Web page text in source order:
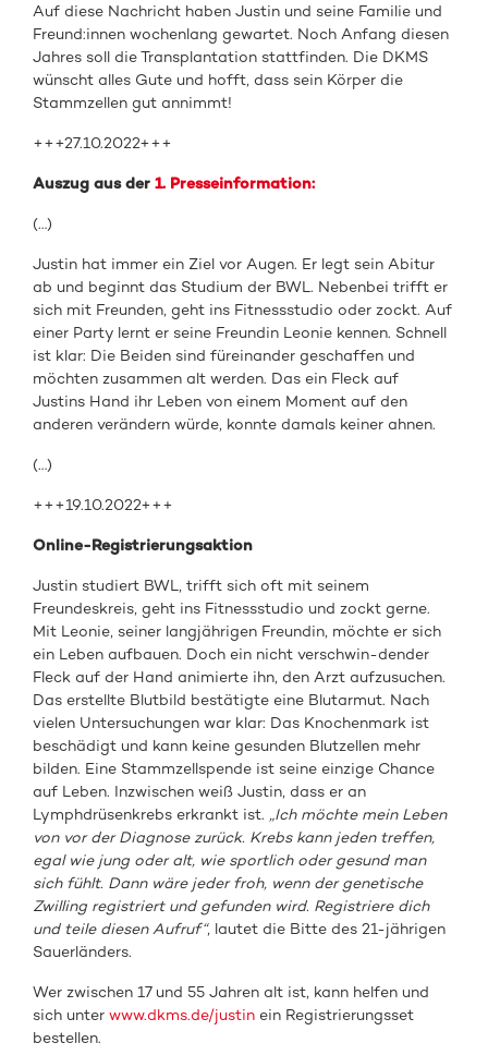
Auf diese Nachricht haben Justin und seine Familie und
Freund:innen wochenlang gewartet. Noch Anfang diesen
Jahres soll die Transplantation stattfinden. Die DKMS
wünscht alles Gute und hofft, dass sein Körper die
Stammzellen gut annimmt!
+++27.10.2022+++
Auszug aus der1. Presseinformation:
(…)
Justin hat immer ein Ziel vor Augen. Er legt sein Abitur
ab und beginnt das Studium der BWL. Nebenbei trifft er
sich mit Freunden, geht ins Fitnessstudio oder zockt. Auf
einer Party lernt er seine Freundin Leonie kennen. Schnell
ist klar: Die Beiden sind füreinander geschaffen und
möchten zusammen alt werden. Das ein Fleck auf
Justins Hand ihr Leben von einem Moment auf den
anderen verändern würde, konnte damals keiner ahnen.
(…)
+++19.10.2022+++
Online-Registrierungsaktion
Justin studiert BWL, trifft sich oft mit seinem
Freundeskreis, geht ins Fitnessstudio und zockt gerne.
Mit Leonie, seiner langjährigen Freundin, möchte er sich
ein Leben aufbauen. Doch ein nicht verschwin-dender
Fleck auf der Hand animierte ihn, den Arzt aufzusuchen.
Das erstellte Blutbild bestätigte eine Blutarmut. Nach
vielen Untersuchungen war klar: Das Knochenmark ist
beschädigt und kann keine gesunden Blutzellen mehr
bilden. Eine Stammzellspende ist seine einzige Chance
auf Leben. Inzwischen weiß Justin, dass er an
Lymphdrüsenkrebs erkrankt ist. „Ich möchte mein Leben
von vor der Diagnose zurück. Krebs kann jeden treffen,
egal wie jung oder alt, wie sportlich oder gesund man
sich fühlt. Dann wäre jeder froh, wenn der genetische
Zwilling registriert und gefunden wird. Registriere dich
und teile diesen Aufruf“, lautet die Bitte des 21-jährigen
Sauerländers.
Wer zwischen 17 und 55 Jahren alt ist, kann helfen und
sich unterwww.dkms.de/justin ein Registrierungsset
bestellen.